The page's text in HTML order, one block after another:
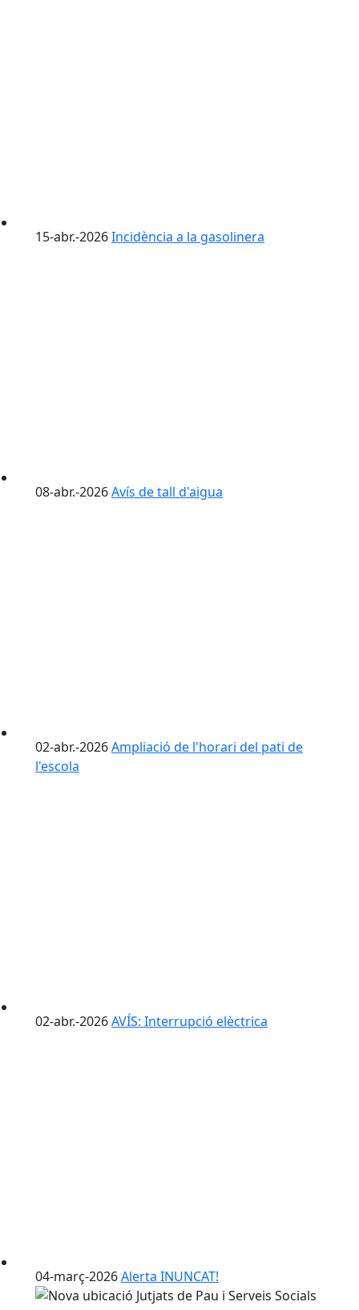
15-abr.-2026Incidència a la gasolinera
08-abr.-2026Avís de tall d'aigua
02-abr.-2026Ampliació de l'horari del pati de
l'escola
02-abr.-2026AVÍS: Interrupció elèctrica
04-març-2026Alerta INUNCAT!